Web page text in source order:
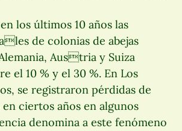
los últimos 10 años las
de colonias de abejas
Austria y Suiza
el 10 % y el 30 %. En Los
se registraron pérdidas de
en ciertos años en algunos
denomina a este fenómeno